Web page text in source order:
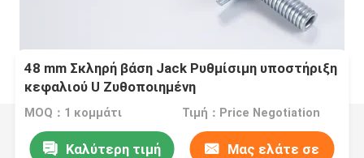
48 mm Σκληρή βάση Jack Ρυθμίσιμη υποστήριξη
κεφαλιού U Ζυθοποιημένη
MOQ：1 κομμάτι Τιμή：Price Negotiation
Καλύτερη τιμή Μας ελάτε σε